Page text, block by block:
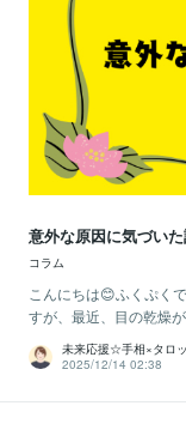
意外な原因に気づい
コラム
こんにちは😊ふくぷく
すが、最近、目の乾燥
未来応援☆手相×タロ
2025/12/14 02:38